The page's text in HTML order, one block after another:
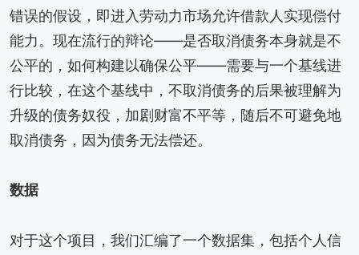
错误的假设，即进入劳动力市场允许借款人实现偿付
能力。现在流行的辩论——是否取消债务本身就是不
公平的，如何构建以确保公平——需要与一个基线进
行比较，在这个基线中，不取消债务的后果被理解为
升级的债务奴役，加剧财富不平等，随后不可避免地
取消债务，因为债务无法偿还。
数据
对于这个项目，我们汇编了一个数据集，包括个人信